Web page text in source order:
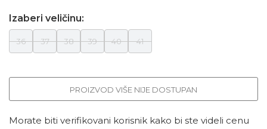
Izaberi veličinu:
36 37 38 39 40 41
PROIZVOD VIŠE NIJE DOSTUPAN
Morate biti verifikovani korisnik kako bi ste videli cenu